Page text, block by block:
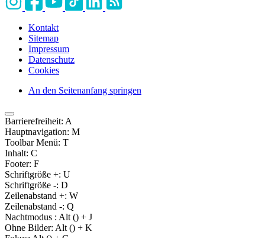
Kontakt
Sitemap
Impressum
Datenschutz
Cookies
An den Seitenanfang springen
Barrierefreiheit: A
Hauptnavigation: M
Toolbar Menü: T
Inhalt: C
Footer: F
Schriftgröße +: U
Schriftgröße -: D
Zeilenabstand +: W
Zeilenabstand -: Q
Nachtmodus : Alt () + J
Ohne Bilder: Alt () + K